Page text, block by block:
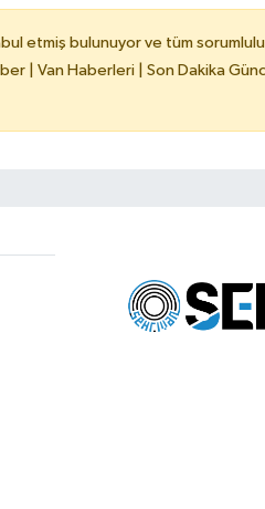
etmiş bulunuyor ve tüm
| Van Haberleri | Son Dakika